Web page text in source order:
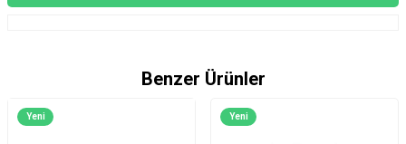
Benzer Ürünler
Yeni Yeni